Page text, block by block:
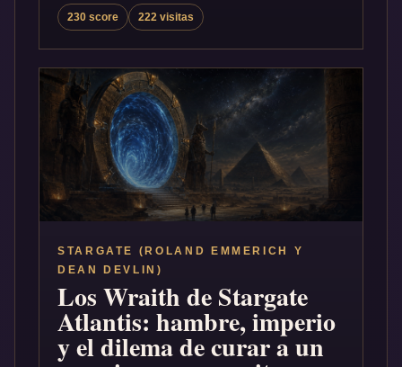
230 score 222 visitas
STARGATE (ROLAND EMMERICH Y
DEAN DEVLIN)
Los Wraith de Stargate
Atlantis: hambre, imperio
y el dilema de curar a un